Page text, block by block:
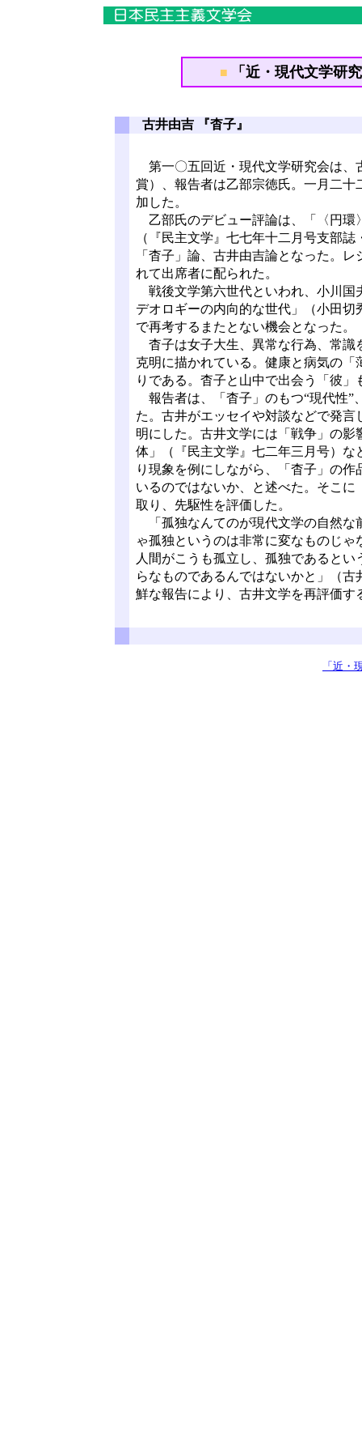
■ 「近・現代文学研
古井由吉 『杳子』
第一〇五回近・現代文学研究会は、
賞）、報告者は乙部宗徳氏。一月二
加した。
乙部氏のデビュー評論は、「〈円
（『民主文学』七七年十二月号支部
「杳子」論、古井由吉論となった。
れて出席者に配られた。
戦後文学第六世代といわれ、小川国
デオロギーの内向的な世代」（小田
で再考するまたとない機会となった。
杳子は女子大生、異常な行為、常識
克明に描かれている。健康と病気の
りである。杳子と山中で出会う「彼
報告者は、「杳子」のもつ“現代性”
た。古井がエッセイや対談などで発
明にした。古井文学には「戦争」の
体」（『民主文学』七二年三月号）
り現象を例にしながら、「杳子」の
いるのではないか、と述べた。そこ
取り、先駆性を評価した。
「孤独なんてのが現代文学の自然な
ゃ孤独というのは非常に変なものじ
人間がこうも孤立し、孤独であると
らなものであるんではないかと」（
鮮な報告により、古井文学を再評価
「近・